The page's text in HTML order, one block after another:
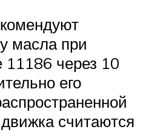
масла при
11186 через 10
его
считаются